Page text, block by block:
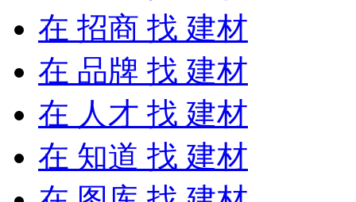
在 招商 找 建材
在 品牌 找 建材
在 人才 找 建材
在 知道 找 建材